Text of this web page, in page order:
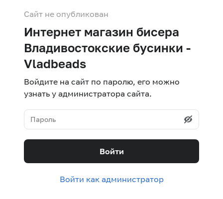
Сайт не опубликован
Интернет магазин бисера
Владивостокские бусинки -
Vladbeads
Войдите на сайт по паролю, его можно
узнать у администратора сайта.
Войти
Войти как администратор